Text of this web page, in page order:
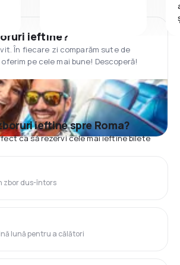
ieftine?
În fiecare zi comparăm sute de
pe cele mai bune! Descoperă!
ieftine spre Roma?
ca să rezervi cele mai ieftine bilete
zbor dus-întors
lună pentru a călători